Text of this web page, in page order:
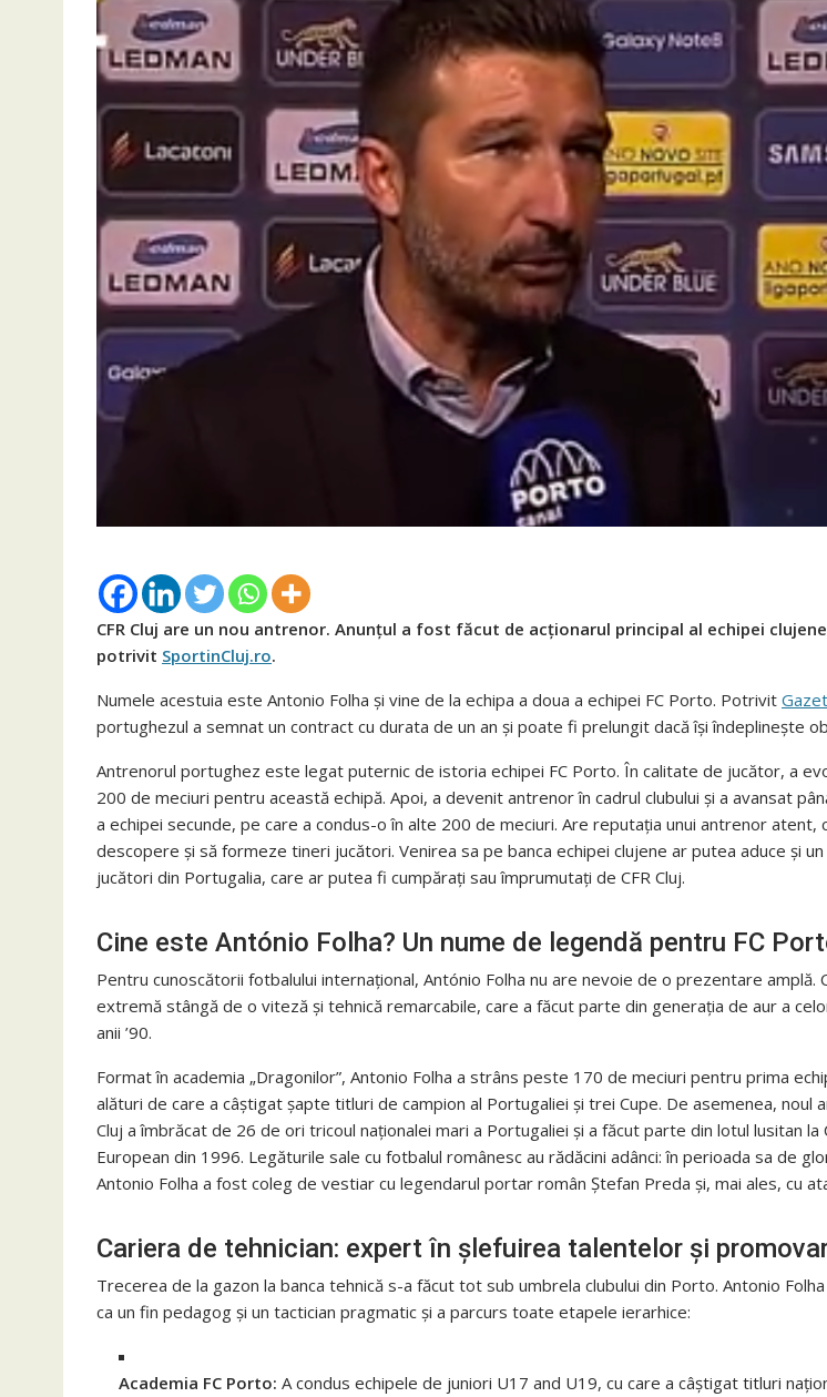
CFR Cluj are un nou antrenor. Anunțul a fost făcut de acționarul principal al echipei
potrivit SportinCluj.ro.
Numele acestuia este Antonio Folha și vine de la echipa a doua a echipei FC Porto. Potrivit
portughezul a semnat un contract cu durata de un an și poate fi prelungit dacă își îndeplinește
Antrenorul portughez este legat puternic de istoria echipei FC Porto. În calitate de jucător, a
200 de meciuri pentru această echipă. Apoi, a devenit antrenor în cadrul clubului și a avansat
a echipei secunde, pe care a condus-o în alte 200 de meciuri. Are reputația unui antrenor atent,
descopere și să formeze tineri jucători. Venirea sa pe banca echipei clujene ar putea aduce și
jucători din Portugalia, care ar putea fi cumpărați sau împrumutați de CFR Cluj.
Cine este António Folha? Un nume de legendă pentru FC
Pentru cunoscătorii fotbalului internațional, António Folha nu are nevoie de o prezentare amplă.
extremă stângă de o viteză și tehnică remarcabile, care a făcut parte din generația de aur a
anii ’90.
Format în academia „Dragonilor”, Antonio Folha a strâns peste 170 de meciuri pentru prima
alături de care a câștigat șapte titluri de campion al Portugaliei și trei Cupe. De asemenea, noul
Cluj a îmbrăcat de 26 de ori tricoul naționalei mari a Portugaliei și a făcut parte din lotul lusitan la
European din 1996. Legăturile sale cu fotbalul românesc au rădăcini adânci: în perioada sa de
Antonio Folha a fost coleg de vestiar cu legendarul portar român Ștefan Preda și, mai ales, cu
Cariera de tehnician: expert în șlefuirea talentelor și
Trecerea de la gazon la banca tehnică s-a făcut tot sub umbrela clubului din Porto. Antonio
ca un fin pedagog și un tactician pragmatic și a parcurs toate etapele ierarhice:
Academia FC Porto: A condus echipele de juniori U17 and U19, cu care a câștigat titluri